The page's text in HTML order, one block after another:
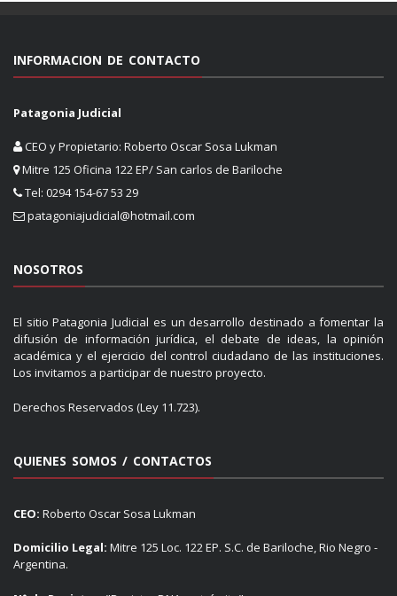
INFORMACION DE CONTACTO
Patagonia Judicial
CEO y Propietario: Roberto Oscar Sosa Lukman
Mitre 125 Oficina 122 EP/ San carlos de Bariloche
Tel: 0294 154-67 53 29
patagoniajudicial@hotmail.com
NOSOTROS
El sitio Patagonia Judicial es un desarrollo destinado a fomentar la
difusión de información jurídica, el debate de ideas, la opinión
académica y el ejercicio del control ciudadano de las instituciones.
Los invitamos a participar de nuestro proyecto.
Derechos Reservados (Ley 11.723).
QUIENES SOMOS / CONTACTOS
CEO: Roberto Oscar Sosa Lukman
Domicilio Legal: Mitre 125 Loc. 122 EP. S.C. de Bariloche, Rio Negro -
Argentina.